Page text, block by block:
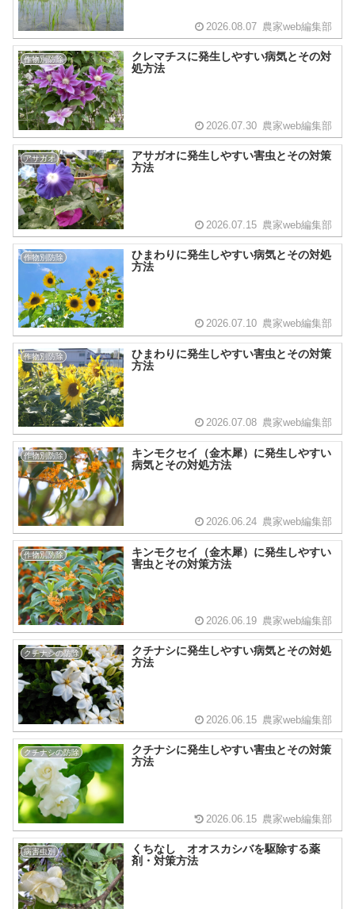
2026.08.07 農家web編集部
作物別防除
クレマチスに発生しやすい病気とその対
処方法
2026.07.30 農家web編集部
アサガオ
アサガオに発生しやすい害虫とその対策
方法
2026.07.15 農家web編集部
作物別防除
ひまわりに発生しやすい病気とその対処
方法
2026.07.10 農家web編集部
作物別防除
ひまわりに発生しやすい害虫とその対策
方法
2026.07.08 農家web編集部
作物別防除
キンモクセイ（金木犀）に発生しやすい
病気とその対処方法
2026.06.24 農家web編集部
作物別防除
キンモクセイ（金木犀）に発生しやすい
害虫とその対策方法
2026.06.19 農家web編集部
クチナシの防除
クチナシに発生しやすい病気とその対処
方法
2026.06.15 農家web編集部
クチナシの防除
クチナシに発生しやすい害虫とその対策
方法
2026.06.15 農家web編集部
病害虫別
くちなし オオスカシバを駆除する薬
剤・対策方法